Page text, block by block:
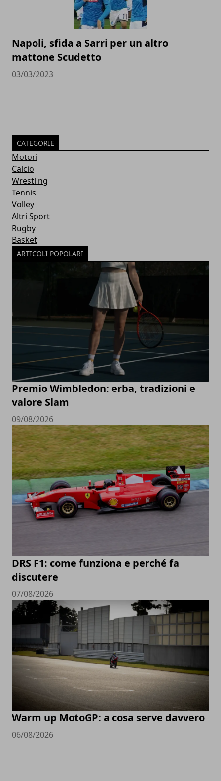
Napoli, sfida a Sarri per un altro
mattone Scudetto
03/03/2023
CATEGORIE
Motori
Calcio
Wrestling
Tennis
Volley
Altri Sport
Rugby
Basket
ARTICOLI POPOLARI
Premio Wimbledon: erba, tradizioni e
valore Slam
09/08/2026
DRS F1: come funziona e perché fa
discutere
07/08/2026
Warm up MotoGP: a cosa serve davvero
06/08/2026